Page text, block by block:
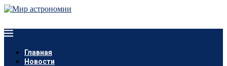
Главная
Новости